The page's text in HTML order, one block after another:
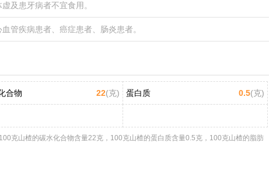
及患牙病者不宜食用。
管疾病患者、癌症患者、肠炎患者。
合物 22(克) 蛋白质 0.5(克)
克山楂的碳水化合物含量22克，100克山楂的蛋白质含量0.5克，100克山楂的脂肪